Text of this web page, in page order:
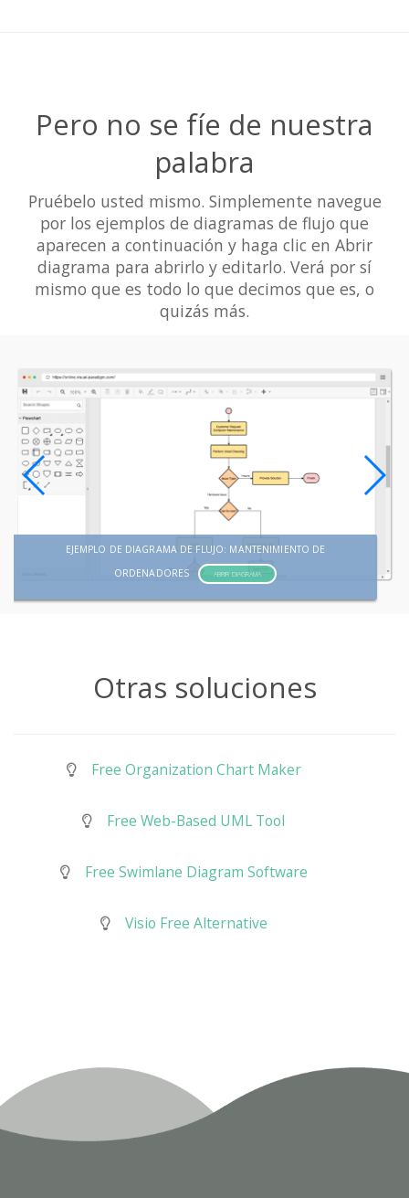
Pero no se fíe de nuestra
palabra
Pruébelo usted mismo. Simplemente navegue
por los ejemplos de diagramas de flujo que
aparecen a continuación y haga clic en Abrir
diagrama para abrirlo y editarlo. Verá por sí
mismo que es todo lo que decimos que es, o
quizás más.
EJEMPLO DE DIAGRAMA DE FLUJO: MANTENIMIENTO DE
ORDENADORES
ABRIR DIAGRAMA
Otras soluciones
Free Organization Chart Maker
Free Web-Based UML Tool
Free Swimlane Diagram Software
Visio Free Alternative